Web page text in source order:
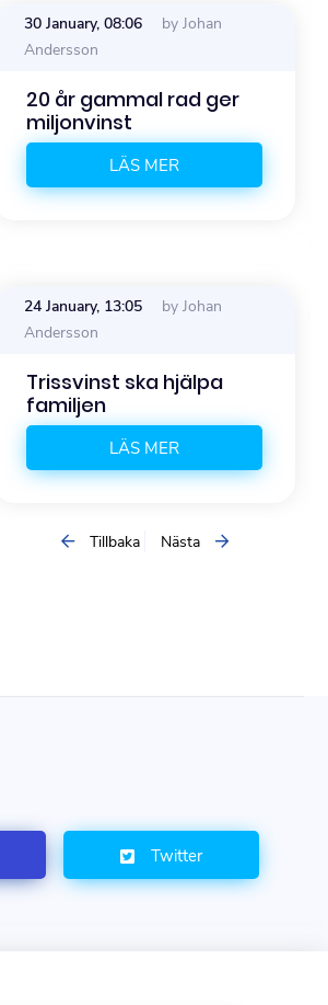
Tillbaka
30 January, 08:06
by Johan
Andersson
20 år gammal rad ger
miljonvinst
LÄS MER
24 January, 13:05
by Johan
Andersson
Trissvinst ska hjälpa
familjen
LÄS MER
Nästa
Twitter